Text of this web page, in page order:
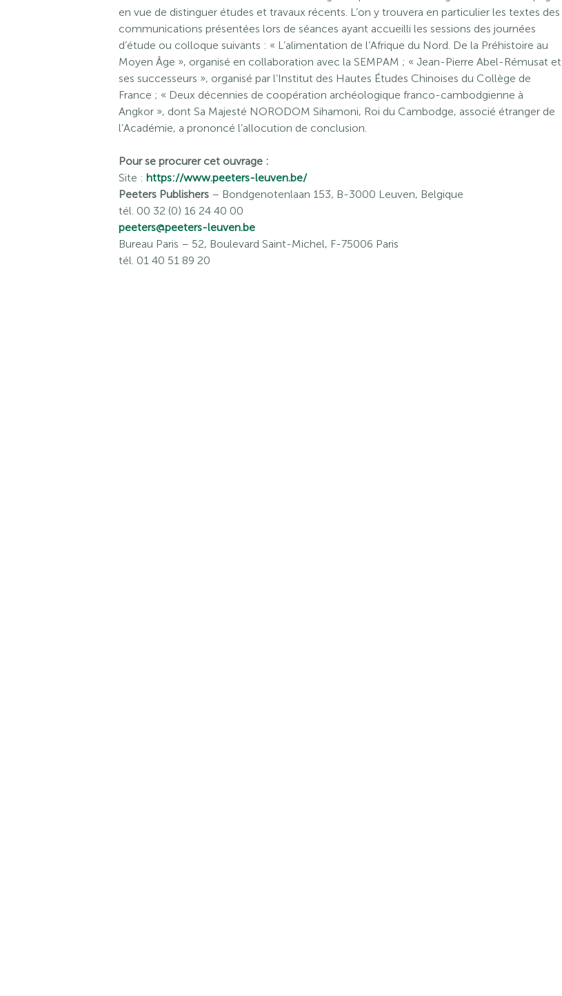
en vue de distinguer études et travaux récents. L’on y trouvera en particulier les textes des
communications présentées lors de séances ayant accueilli les sessions des journées
d’étude ou colloque suivants : « L’alimentation de l’Afrique du Nord. De la Préhistoire au
Moyen Âge », organisé en collaboration avec la SEMPAM ; « Jean-Pierre Abel-Rémusat et
ses successeurs », organisé par l’Institut des Hautes Études Chinoises du Collège de
France ; « Deux décennies de coopération archéologique franco-cambodgienne à
Angkor », dont Sa Majesté NORODOM Sihamoni, Roi du Cambodge, associé étranger de
l’Académie, a prononcé l’allocution de conclusion.
Pour se procurer cet ouvrage :
Site : https://www.peeters-leuven.be/
Peeters Publishers – Bondgenotenlaan 153, B-3000 Leuven, Belgique
tél. 00 32 (0) 16 24 40 00
peeters@peeters-leuven.be
Bureau Paris – 52, Boulevard Saint-Michel, F-75006 Paris
tél. 01 40 51 89 20